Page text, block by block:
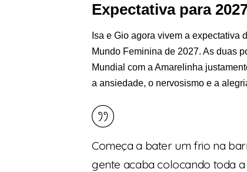
Expectativa para
Isa e Gio agora vivem a
Mundo Feminina de 2027. As duas
Mundial com a Amarelinha
a ansiedade, o nervosismo e a
Começa a bater um frio na
gente acaba colocando toda